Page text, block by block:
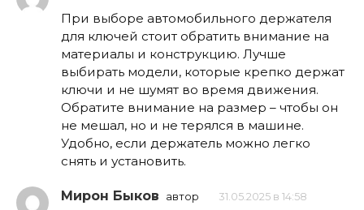
При выборе автомобильного держателя
для ключей стоит обратить внимание на
материалы и конструкцию. Лучше
выбирать модели, которые крепко держат
ключи и не шумят во время движения.
Обратите внимание на размер – чтобы он
не мешал, но и не терялся в машине.
Удобно, если держатель можно легко
снять и установить.
Мирон Быков автор 31.05.2025 в 14:58